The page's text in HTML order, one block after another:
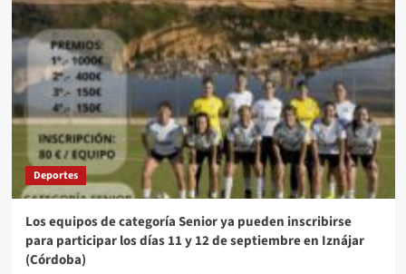
Deportes
Los equipos de categoría Senior ya pueden inscribirse
para participar los días 11 y 12 de septiembre en Iznájar
(Córdoba)